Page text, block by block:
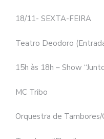
18/11- SEXTA-FEIRA
Teatro Deodoro
15h às 18h – Show
MC Tribo
Orquestra de